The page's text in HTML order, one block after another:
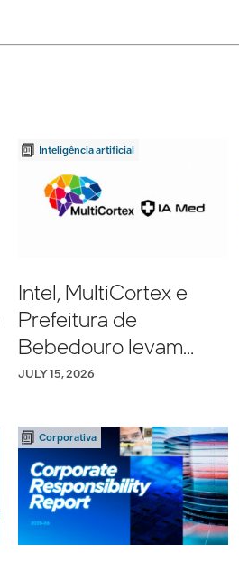
Inteligência artificial
Intel, MultiCortex e
Prefeitura de
Bebedouro levam
inteligência artificial
municipal de saúde
JULY 15, 2026
Corporativa